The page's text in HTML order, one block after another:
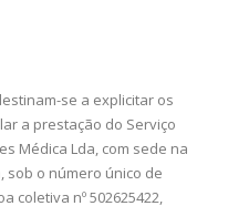
se a explicitar os
a prestação do Serviço
Médica Lda, com sede na
sob o número único de
coletiva nº 502625422,